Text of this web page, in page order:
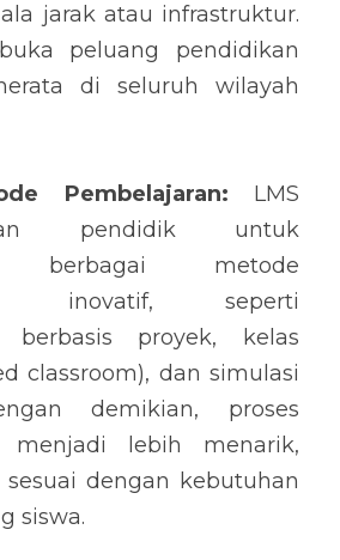
jarak atau infrastruktur.
peluang pendidikan
di seluruh wilayah
Pembelajaran: LMS
pendidik untuk
berbagai metode
inovatif, seperti
berbasis proyek, kelas
classroom), dan simulasi
demikian, proses
menjadi lebih menarik,
sesuai dengan kebutuhan
siswa.